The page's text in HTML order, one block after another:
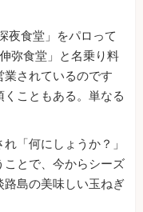
夜食堂」をパロって
弥食堂」と名乗り料
されているのです
こともある。単なる
「何にしょうか？」
ことで、今からシーズ
路島の美味しい玉ねぎ